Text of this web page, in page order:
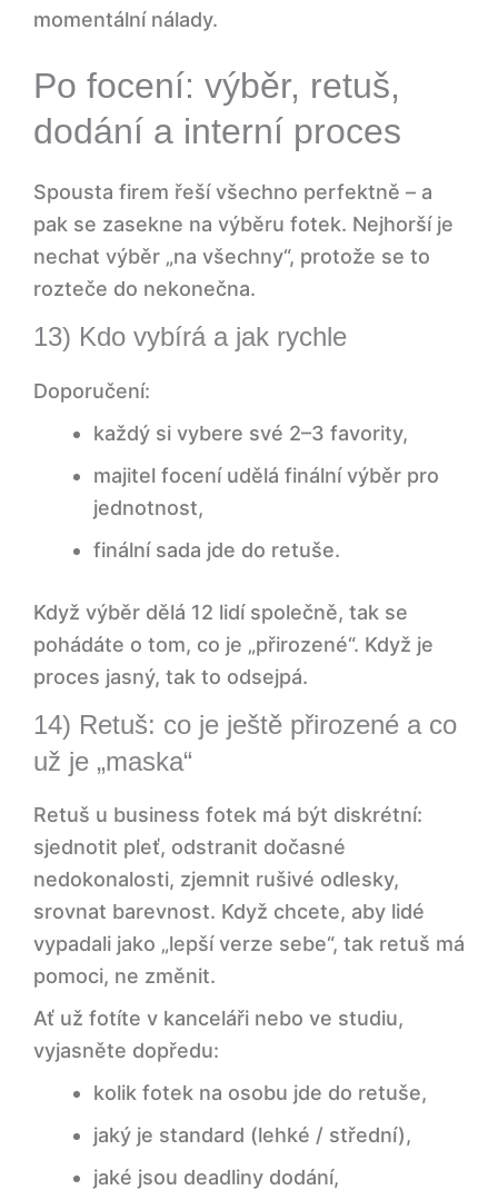
momentální nálady.
Po focení: výběr, retuš,
dodání a interní proces
Spousta firem řeší všechno perfektně – a
pak se zasekne na výběru fotek. Nejhorší je
nechat výběr „na všechny“, protože se to
rozteče do nekonečna.
13) Kdo vybírá a jak rychle
Doporučení:
každý si vybere své 2–3 favority,
majitel focení udělá finální výběr pro
jednotnost,
finální sada jde do retuše.
Když výběr dělá 12 lidí společně, tak se
pohádáte o tom, co je „přirozené“. Když je
proces jasný, tak to odsejpá.
14) Retuš: co je ještě přirozené a co
už je „maska“
Retuš u business fotek má být diskrétní:
sjednotit pleť, odstranit dočasné
nedokonalosti, zjemnit rušivé odlesky,
srovnat barevnost. Když chcete, aby lidé
vypadali jako „lepší verze sebe“, tak retuš má
pomoci, ne změnit.
Ať už fotíte v kanceláři nebo ve studiu,
vyjasněte dopředu:
kolik fotek na osobu jde do retuše,
jaký je standard (lehké / střední),
jaké jsou deadliny dodání,
13) Kdo vybírá a jak rychle
14) Retuš: co je ještě přirozené a co už
je „maska“
MINI CHECKLIST pro portrétní firemní
focení (8–12):
Shrnutí a doporučení na závěr
FAQ: Jak se připravit, nebo team na
Jak dlouho počítat na jednu osobu?
Co je nejlepší poslat fotografovi
dopředu?
uniformu?
Co když se někdo nechce fotit?
Kdo má vybírat finální fotky?
Vyplatí se fotit v kanceláři, nebo ve
studiu?
Business fotky, které fungují: LinkedIn,
web i PR v jednom 🎯